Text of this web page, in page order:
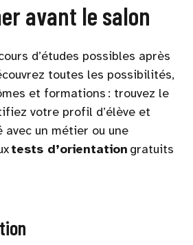
avant le salon
d’études possibles après
toutes les possibilités,
et formations : trouvez le
votre profil d’élève et
un métier ou une
tests d’orientation gratuits